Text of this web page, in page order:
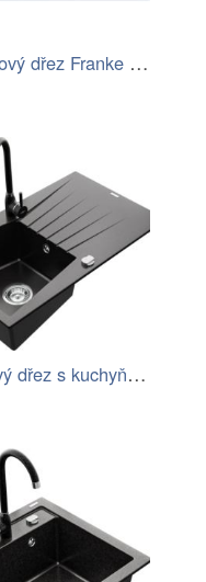
Tectonitový dřez Franke S2D 611-78 Bílá…
Granitový dřez s kuchyňskou baterií…